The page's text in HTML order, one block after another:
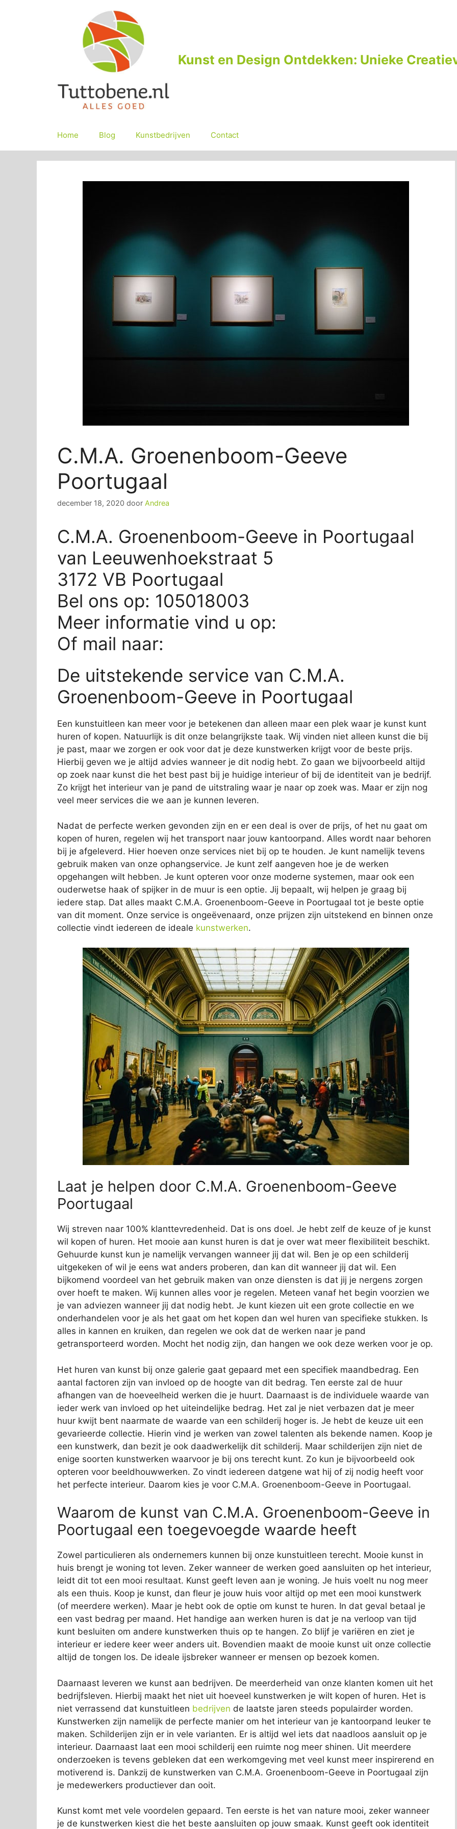
Kunst en Design Ontdekken: Unieke
Home Blog Kunstbedrijven Contact
C.M.A. Groenenboom-Geeve
Poortugaal
december 18, 2020 door Andrea
C.M.A. Groenenboom-Geeve in Poortugaal
van Leeuwenhoekstraat 5
3172 VB Poortugaal
Bel ons op: 105018003
Meer informatie vind u op:
Of mail naar:
De uitstekende service van C.M.A.
Groenenboom-Geeve in Poortugaal
Een kunstuitleen kan meer voor je betekenen dan alleen maar een plek waar je kunst kunt
huren of kopen. Natuurlijk is dit onze belangrijkste taak. Wij vinden niet alleen kunst die bij
je past, maar we zorgen er ook voor dat je deze kunstwerken krijgt voor de beste prijs.
Hierbij geven we je altijd advies wanneer je dit nodig hebt. Zo gaan we bijvoorbeeld altijd
op zoek naar kunst die het best past bij je huidige interieur of bij de identiteit van je bedrijf.
Zo krijgt het interieur van je pand de uitstraling waar je naar op zoek was. Maar er zijn nog
veel meer services die we aan je kunnen leveren.
Nadat de perfecte werken gevonden zijn en er een deal is over de prijs, of het nu gaat om
kopen of huren, regelen wij het transport naar jouw kantoorpand. Alles wordt naar behoren
bij je afgeleverd. Hier hoeven onze services niet bij op te houden. Je kunt namelijk tevens
gebruik maken van onze ophangservice. Je kunt zelf aangeven hoe je de werken
opgehangen wilt hebben. Je kunt opteren voor onze moderne systemen, maar ook een
ouderwetse haak of spijker in de muur is een optie. Jij bepaalt, wij helpen je graag bij
iedere stap. Dat alles maakt C.M.A. Groenenboom-Geeve in Poortugaal tot je beste optie
van dit moment. Onze service is ongeëvenaard, onze prijzen zijn uitstekend en binnen onze
collectie vindt iedereen de ideale kunstwerken.
Laat je helpen door C.M.A. Groenenboom-Geeve
Poortugaal
Wij streven naar 100% klanttevredenheid. Dat is ons doel. Je hebt zelf de keuze of je kunst
wil kopen of huren. Het mooie aan kunst huren is dat je over wat meer flexibiliteit beschikt.
Gehuurde kunst kun je namelijk vervangen wanneer jij dat wil. Ben je op een schilderij
uitgekeken of wil je eens wat anders proberen, dan kan dit wanneer jij dat wil. Een
bijkomend voordeel van het gebruik maken van onze diensten is dat jij je nergens zorgen
over hoeft te maken. Wij kunnen alles voor je regelen. Meteen vanaf het begin voorzien we
je van adviezen wanneer jij dat nodig hebt. Je kunt kiezen uit een grote collectie en we
onderhandelen voor je als het gaat om het kopen dan wel huren van specifieke stukken. Is
alles in kannen en kruiken, dan regelen we ook dat de werken naar je pand
getransporteerd worden. Mocht het nodig zijn, dan hangen we ook deze werken voor je op.
Het huren van kunst bij onze galerie gaat gepaard met een specifiek maandbedrag. Een
aantal factoren zijn van invloed op de hoogte van dit bedrag. Ten eerste zal de huur
afhangen van de hoeveelheid werken die je huurt. Daarnaast is de individuele waarde van
ieder werk van invloed op het uiteindelijke bedrag. Het zal je niet verbazen dat je meer
huur kwijt bent naarmate de waarde van een schilderij hoger is. Je hebt de keuze uit een
gevarieerde collectie. Hierin vind je werken van zowel talenten als bekende namen. Koop je
een kunstwerk, dan bezit je ook daadwerkelijk dit schilderij. Maar schilderijen zijn niet de
enige soorten kunstwerken waarvoor je bij ons terecht kunt. Zo kun je bijvoorbeeld ook
opteren voor beeldhouwwerken. Zo vindt iedereen datgene wat hij of zij nodig heeft voor
het perfecte interieur. Daarom kies je voor C.M.A. Groenenboom-Geeve in Poortugaal.
Waarom de kunst van C.M.A. Groenenboom-Geeve in
Poortugaal een toegevoegde waarde heeft
Zowel particulieren als ondernemers kunnen bij onze kunstuitleen terecht. Mooie kunst in
huis brengt je woning tot leven. Zeker wanneer de werken goed aansluiten op het interieur,
leidt dit tot een mooi resultaat. Kunst geeft leven aan je woning. Je huis voelt nu nog meer
als een thuis. Koop je kunst, dan fleur je jouw huis voor altijd op met een mooi kunstwerk
(of meerdere werken). Maar je hebt ook de optie om kunst te huren. In dat geval betaal je
een vast bedrag per maand. Het handige aan werken huren is dat je na verloop van tijd
kunt besluiten om andere kunstwerken thuis op te hangen. Zo blijf je variëren en ziet je
interieur er iedere keer weer anders uit. Bovendien maakt de mooie kunst uit onze collectie
altijd de tongen los. De ideale ijsbreker wanneer er mensen op bezoek komen.
Daarnaast leveren we kunst aan bedrijven. De meerderheid van onze klanten komen uit het
bedrijfsleven. Hierbij maakt het niet uit hoeveel kunstwerken je wilt kopen of huren. Het is
niet verrassend dat kunstuitleen bedrijven de laatste jaren steeds populairder worden.
Kunstwerken zijn namelijk de perfecte manier om het interieur van je kantoorpand leuker te
maken. Schilderijen zijn er in vele varianten. Er is altijd wel iets dat naadloos aansluit op je
interieur. Daarnaast laat een mooi schilderij een ruimte nog meer shinen. Uit meerdere
onderzoeken is tevens gebleken dat een werkomgeving met veel kunst meer inspirerend en
motiverend is. Dankzij de kunstwerken van C.M.A. Groenenboom-Geeve in Poortugaal zijn
je medewerkers productiever dan ooit.
Kunst komt met vele voordelen gepaard. Ten eerste is het van nature mooi, zeker wanneer
je de kunstwerken kiest die het beste aansluiten op jouw smaak. Kunst geeft ook identiteit